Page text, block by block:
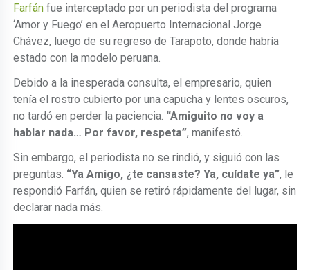
Farfán fue interceptado por un periodista del programa
‘Amor y Fuego’ en el Aeropuerto Internacional Jorge
Chávez, luego de su regreso de Tarapoto, donde habría
estado con la modelo peruana.
Debido a la inesperada consulta, el empresario, quien
tenía el rostro cubierto por una capucha y lentes oscuros,
no tardó en perder la paciencia. “Amiguito no voy a
hablar nada… Por favor, respeta”, manifestó.
Sin embargo, el periodista no se rindió, y siguió con las
preguntas. “Ya Amigo, ¿te cansaste? Ya, cuídate ya”, le
respondió Farfán, quien se retiró rápidamente del lugar, sin
declarar nada más.